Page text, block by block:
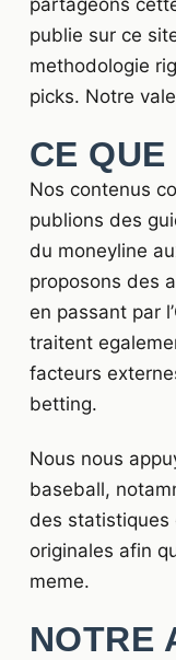
partageons
publie sur ce
methodologie
picks. Notre
CE
Nos contenus
publions des
du moneyline
proposons des
en passant par
traitent
facteurs
betting.
Nous nous
baseball,
des statistiques
originales afin
meme.
NOTRE